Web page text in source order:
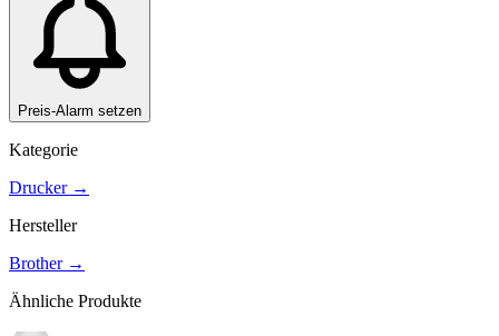
Preis-Alarm setzen
Kategorie
Drucker→
Hersteller
Brother→
Ähnliche Produkte